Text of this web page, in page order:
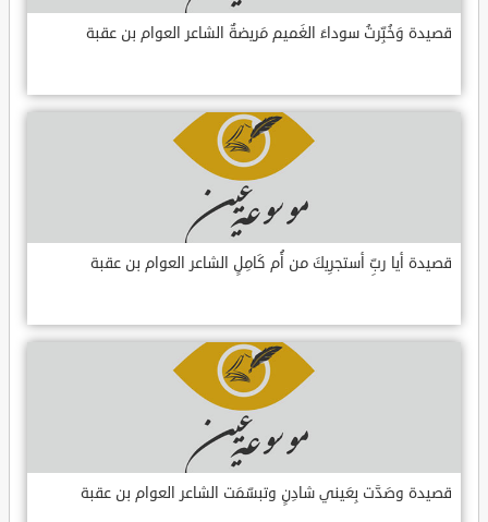
قصيدة وَخُبِّرتُ سوداءَ الغَميم مَريضةٌ الشاعر العوام بن عقبة
قصيدة أيا ربِّ أستجرِيكَ من أُم كَامِلٍ الشاعر العوام بن عقبة
قصيدة وصَدَّت بِعَيني شادِنٍ وتبسّمَت الشاعر العوام بن عقبة